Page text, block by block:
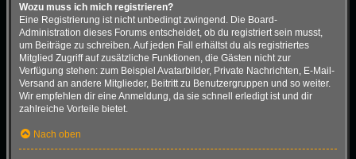
Wozu muss ich mich registrieren?
Eine Registrierung ist nicht unbedingt zwingend. Die Board-
Administration dieses Forums entscheidet, ob du registriert sein musst,
um Beiträge zu schreiben. Auf jeden Fall erhältst du als registriertes
Mitglied Zugriff auf zusätzliche Funktionen, die Gästen nicht zur
Verfügung stehen: zum Beispiel Avatarbilder, Private Nachrichten, E-Mail-
Versand an andere Mitglieder, Beitritt zu Benutzergruppen und so weiter.
Wir empfehlen dir eine Anmeldung, da sie schnell erledigt ist und dir
zahlreiche Vorteile bietet.
Nach oben